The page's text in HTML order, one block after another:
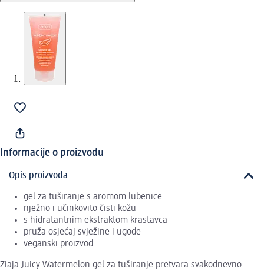
Informacije o proizvodu
Opis proizvoda
gel za tuširanje s aromom lubenice
nježno i učinkovito čisti kožu
s hidratantnim ekstraktom krastavca
pruža osjećaj svježine i ugode
veganski proizvod
Ziaja Juicy Watermelon gel za tuširanje pretvara svakodnevno